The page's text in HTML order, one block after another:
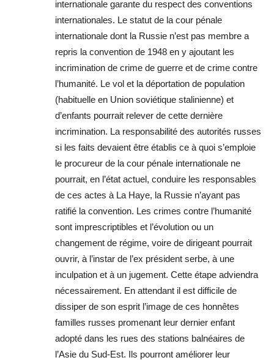
internationale garante du respect des conventions
internationales. Le statut de la cour pénale
internationale dont la Russie n’est pas membre a
repris la convention de 1948 en y ajoutant les
incrimination de crime de guerre et de crime contre
l’humanité. Le vol et la déportation de population
(habituelle en Union soviétique stalinienne) et
d’enfants pourrait relever de cette dernière
incrimination. La responsabilité des autorités russes
si les faits devaient être établis ce à quoi s’emploie
le procureur de la cour pénale internationale ne
pourrait, en l’état actuel, conduire les responsables
de ces actes à La Haye, la Russie n’ayant pas
ratifié la convention. Les crimes contre l’humanité
sont imprescriptibles et l’évolution ou un
changement de régime, voire de dirigeant pourrait
ouvrir, à l’instar de l’ex président serbe, à une
inculpation et à un jugement. Cette étape adviendra
nécessairement. En attendant il est difficile de
dissiper de son esprit l’image de ces honnêtes
familles russes promenant leur dernier enfant
adopté dans les rues des stations balnéaires de
l’Asie du Sud-Est. Ils pourront améliorer leur